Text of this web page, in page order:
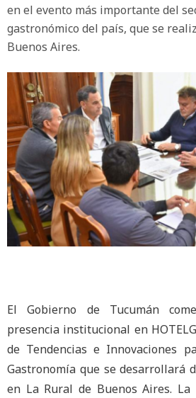
en el evento más importante del
gastronómico del país, que se
Buenos Aires.
El Gobierno de Tucumán
presencia institucional en
de Tendencias e Innovaciones
Gastronomía que se desarrollará
en La Rural de Buenos Aires.